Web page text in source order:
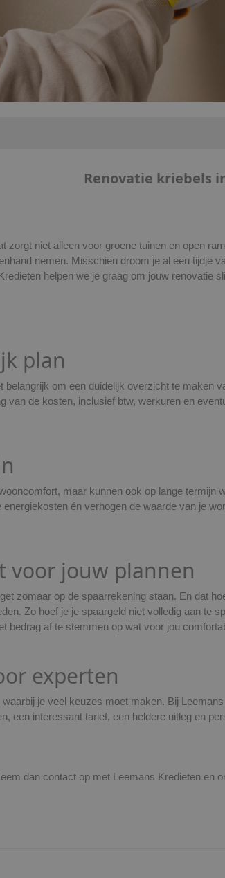
Renovatie kriebels
zorgt niet alleen voor groene tuinen en open
nemen. Misschien droom je al een tijdje
helpen we je graag om jouw renovatie
plan
belangrijk om een duidelijk overzicht te maken
van de kosten, inclusief btw, werkuren en
maar kunnen ook op lange
én verhogen de waarde van je
voor jouw plannen
zomaar op de spaarrekening staan. En dat
Zo hoef je je spaargeld niet volledig aan te
bedrag af te stemmen op wat voor jou
experten
je veel keuzes moet maken. Bij
een interessant tarief, een heldere uitleg en
dan contact op met Leemans Kredieten en